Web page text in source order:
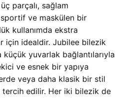
parçalı, sağlam
sportif ve maskülen bir
kullanımda ekstra
için idealdir. Jubilee bilezik
küçük yuvarlak bağlantılarıyla
ve esnek bir yapıya
veya daha klasik bir stil
tercih edilir. Her iki bilezik de